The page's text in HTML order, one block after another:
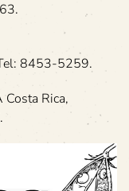
8453-5259.
Costa Rica,